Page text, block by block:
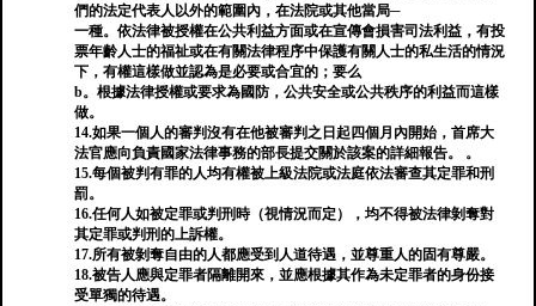
們的法定代表人以外的範圍內，在法院或其他當局─
一種。依法律被授權在公共利益方面或在宣傳會損害司法利益，有投
票年齡人士的福祉或在有關法律程序中保護有關人士的私生活的情況
下，有權這樣做並認為是必要或合宜的；要么
b。根據法律授權或要求為國防，公共安全或公共秩序的利益而這樣
做。
14.如果一個人的審判沒有在他被審判之日起四個月內開始，首席大
法官應向負責國家法律事務的部長提交關於該案的詳細報告。 。
15.每個被判有罪的人均有權被上級法院或法庭依法審查其定罪和刑
罰。
16.任何人如被定罪或判刑時（視情況而定），均不得被法律剝奪對
其定罪或判刑的上訴權。
17.所有被剝奪自由的人都應受到人道待遇，並尊重人的固有尊嚴。
18.被告人應與定罪者隔離開來，並應根據其作為未定罪者的身份接
受單獨的待遇。